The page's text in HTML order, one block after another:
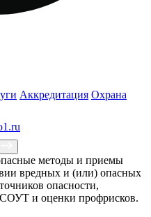
Аккредитация Охрана
методы и приемы
вредных и (или) опасных
опасности,
и оценки профрисков.